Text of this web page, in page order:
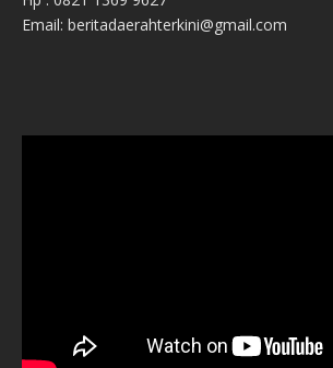
Email: beritadaerahterkini@gmail.com